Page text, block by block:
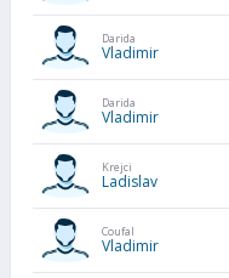
Darida
Vladimir
Darida
Vladimir
Krejci
Ladislav
Coufal
Vladimir